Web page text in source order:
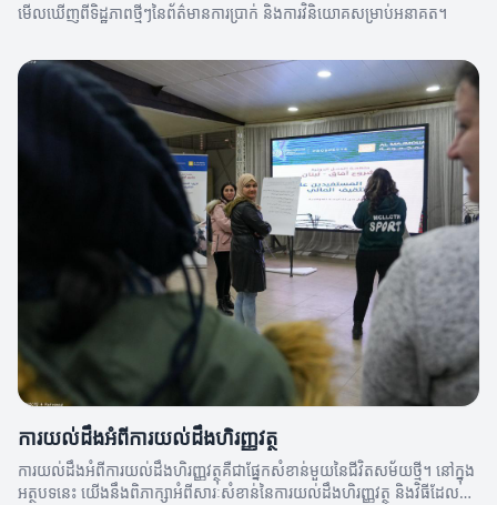
មើលឃើញពីទិដ្ឋភាពថ្មីៗនៃព័ត៌មានការប្រាក់ និងការវិនិយោគសម្រាប់អនាគត។
ការយល់ដឹងអំពីការយល់ដឹងហិរញ្ញវត្ថុ
ការយល់ដឹងអំពីការយល់ដឹងហិរញ្ញវត្ថុគឺជាផ្នែកសំខាន់មួយនៃជីវិតសម័យថ្មី។ នៅក្នុង
អត្ថបទនេះ យើងនឹងពិភាក្សាអំពីសារៈសំខាន់នៃការយល់ដឹងហិរញ្ញវត្ថុ និងវិធីដែលវា